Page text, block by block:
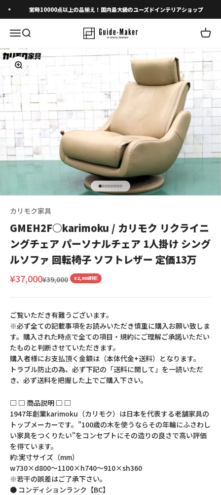
コンテンツへスキップ
常時10000点以上の品揃え！国内最大級のユーズドインテリアショップ
メニューを開く
検索を開く カー
ズームイン
I18n Error: Missing interpolation
I18n Error: Missing interpolation
I18n Error: Missing interpolation
I18n Error: Missing interpolation
I18n Error: Missing interpolation
I18n Error: Missing
I18n Error: Missing
I18n Error: Missing
カリモク家具
GMEH2F○karimoku / カリモク リクライニ
ングチェア パーソナルチェア 1人掛け シング
ルソファ 回転椅子 ソフトレザー 定価13万
セール価格
¥37,000通常価格
¥39,000 ¥2,000割引
ご覧いただき有難うございます。
※必ず全ての記載事項をお読みいただき慎重に購入お願い致しま
す。購入された時点で全ての項目・規約にご理解ご承諾いただい
たものと判断させていただきます。
購入者様にお支払頂く金額は（本体代金+送料）となります。
トラブル防止の為、必ず下記の「送料に関して」を一読いただ
き、必ず送料を把握した上でご購入下さい。
□ □ 商品説明 □ □
1947年創業karimoku（カリモク）は日本を代表する老舗家具の
トップメーカーです。"100歳の木を使うならその年輪にふさわし
い家具をつくりたい"をコンセプトにその造りの良さで高い評価
を得ています。
約:実寸サイズ（mm）
w730×d800～1100×h740～910×sh360
※若干の誤差はご了承下さい。
● コンディションランク【BC】